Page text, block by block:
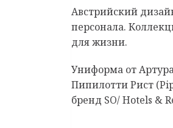
Австрийский
персонала.
для жизни.
Униформа от
Пипилотти Рист
бренд SO/ Hotels &